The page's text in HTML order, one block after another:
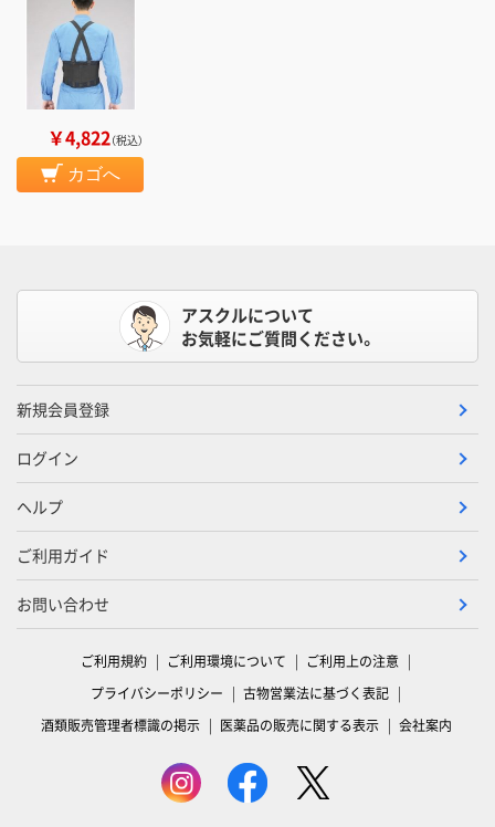
￥4,822（税込）
カゴへ
アスクルについて
お気軽にご質問ください。
新規会員登録
ログイン
ヘルプ
ご利用ガイド
お問い合わせ
ご利用規約 ご利用環境について
ご利用上の注意
プライバシーポリシー
古物営業法に基づく表記
酒類販売管理者標識の掲示
医薬品の販売に関する表示 会社案内